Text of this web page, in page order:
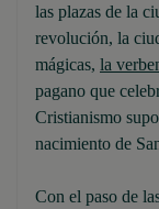
las plazas de la
revolución, la
mágicas, la
pagano que
Cristianismo
nacimiento de
Con el paso de